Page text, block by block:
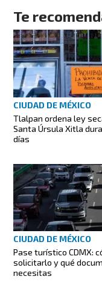
Te
CIUDAD DE MÉXICO
Tlalpan ordena ley
Santa Úrsula Xitla
días
CIUDAD DE MÉXICO
Pase turístico CDMX:
solicitarlo y qué
necesitas